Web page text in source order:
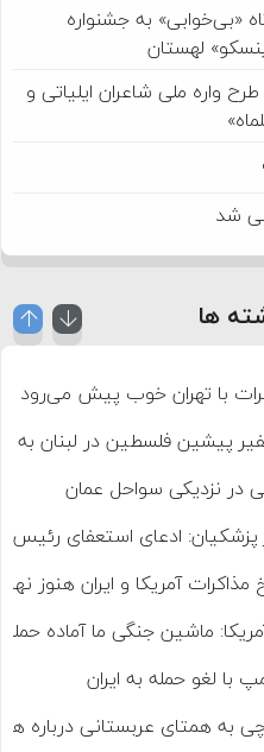
«بی‌خوابی» به جشنواره
لهستان
واره ملی شاعران ایلیاتی و
شد
ها
با تهران خوب پیش می‌رود
پیشین فلسطین در لبنان به
در نزدیکی سواحل عمان
پزشکیان: ادعای استعفای
مذاکرات آمریکا و ایران هنوز
ماشین جنگی ما آماده حمله
با لغو حمله به ایران
به همتای عربستانی درباره